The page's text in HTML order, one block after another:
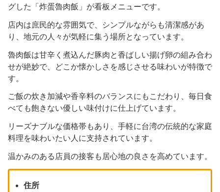
グした「炸蛋魯肉飯」が看板メニューです。
店内は庶民的な雰囲気で、シンプルながらも清潔感があ
り、地元の人々が気軽に集う場所となっています。
魯肉飯は甘辛く煮込んだ豚肉と香ばしい揚げ卵の組み合わ
せが絶妙で、どこか懐かしさを感じさせる味わいが特徴で
す。
ご飯の炊き加減や香辛料のバランスにもこだわり、毎日食
べても飽きない優しい味付けに仕上げています。
リーズナブルな価格帯もあり、手軽に台湾の伝統的な家庭
料理を味わいたい人に支持されています。
温かみのある店員の接客も居心地の良さを高めています。
住所